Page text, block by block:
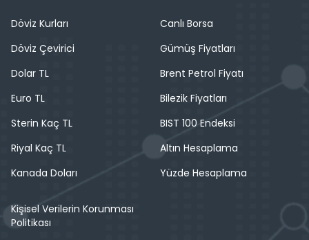
Döviz Kurları
Döviz Çevirici
Dolar TL
Euro TL
Sterin Kaç TL
Riyal Kaç TL
Kanada Doları
Canlı Borsa
Gümüş Fiyatları
Brent Petrol Fiyatı
Bilezik Fiyatları
BIST 100 Endeksi
Altın Hesaplama
Yüzde Hesaplama
Kişisel Verilerin Korunması
Politikası